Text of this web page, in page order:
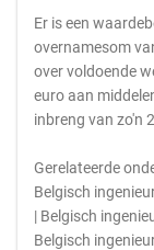
Er is een
overnamesom
over voldoende
euro aan
inbreng van zo'n
Gerelateerde
Belgisch
| Belgisch
Belgisch